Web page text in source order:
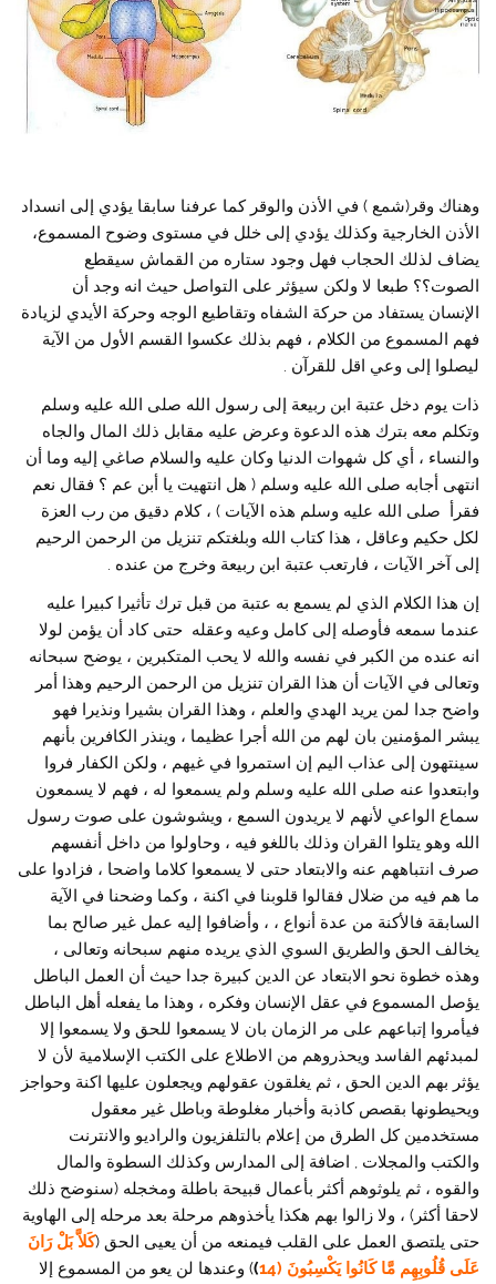
وهناك وقر(شمع ) في الأذن والوقر كما عرفنا سابقا يؤدي إلى انسداد
الأذن الخارجية وكذلك يؤدي إلى خلل في مستوى وضوح المسموع،
يضاف لذلك الحجاب فهل وجود ستاره من القماش سيقطع
الصوت؟؟ طبعا لا ولكن سيؤثر على التواصل حيث انه وجد أن
الإنسان يستفاد من حركة الشفاه وتقاطيع الوجه وحركة الأيدي لزيادة
فهم المسموع من الكلام ، فهم بذلك عكسوا القسم الأول من الآية
ليصلوا إلى وعي اقل للقرآن .
ذات يوم دخل عتبة ابن ربيعة إلى رسول الله صلى الله عليه وسلم
وتكلم معه بترك هذه الدعوة وعرض عليه مقابل ذلك المال والجاه
والنساء ، أي كل شهوات الدنيا وكان عليه والسلام صاغي إليه وما أن
انتهى أجابه صلى الله عليه وسلم ( هل انتهيت يا أبن عم ؟ فقال نعم
فقرأ صلى الله عليه وسلم هذه الآيات ) ، كلام دقيق من رب العزة
لكل حكيم وعاقل ، هذا كتاب الله وبلغتكم تنزيل من الرحمن الرحيم
إلى آخر الآيات ، فارتعب عتبة ابن ربيعة وخرج من عنده .
إن هذا الكلام الذي لم يسمع به عتبة من قبل ترك تأثيرا كبيرا عليه
عندما سمعه فأوصله إلى كامل وعيه وعقله حتى كاد أن يؤمن لولا
انه عنده من الكبر في نفسه والله لا يحب المتكبرين ، يوضح سبحانه
وتعالى في الآيات أن هذا القران تنزيل من الرحمن الرحيم وهذا أمر
واضح جدا لمن يريد الهدي والعلم ، وهذا القران بشيرا ونذيرا فهو
يبشر المؤمنين بان لهم من الله أجرا عظيما ، وينذر الكافرين بأنهم
سينتهون إلى عذاب اليم إن استمروا في غيهم ، ولكن الكفار فروا
وابتعدوا عنه صلى الله عليه وسلم ولم يسمعوا له ، فهم لا يسمعون
سماع الواعي لأنهم لا يريدون السمع ، ويشوشون على صوت رسول
الله وهو يتلوا القران وذلك باللغو فيه ، وحاولوا من داخل أنفسهم
صرف انتباههم عنه والابتعاد حتى لا يسمعوا كلاما واضحا ، فزادوا على
ما هم فيه من ضلال فقالوا قلوبنا في اكنة ، وكما وضحنا في الآية
السابقة فالأكنة من عدة أنواع ، ، وأضافوا إليه عمل غير صالح بما
يخالف الحق والطريق السوي الذي يريده منهم سبحانه وتعالى ،
وهذه خطوة نحو الابتعاد عن الدين كبيرة جدا حيث أن العمل الباطل
يؤصل المسموع في عقل الإنسان وفكره ، وهذا ما يفعله أهل الباطل
فيأمروا إتباعهم على مر الزمان بان لا يسمعوا للحق ولا يسمعوا إلا
لمبدئهم الفاسد ويحذروهم من الاطلاع على الكتب الإسلامية لأن لا
يؤثر بهم الدين الحق ، ثم يغلقون عقولهم ويجعلون عليها اكنة وحواجز
ويحيطونها بقصص كاذبة وأخبار مغلوطة وباطل غير معقول
مستخدمين كل الطرق من إعلام بالتلفزيون والراديو والانترنت
والكتب والمجلات , اضافة إلى المدارس وكذلك السطوة والمال
والقوه ، ثم يلوثوهم أكثر بأعمال قبيحة باطلة ومخجله (سنوضح ذلك
لاحقا أكثر) ، ولا زالوا بهم هكذا يأخذوهم مرحلة بعد مرحله إلى الهاوية
حتى يلتصق العمل على القلب فيمنعه من أن يعيى الحق (كَلاَّبَلْ رَانَ
عَلَى قُلُوبِهِممَّا كَانُوا يَكْسِبُونَ (14 )) وعندها لن يعو من المسموع إلا